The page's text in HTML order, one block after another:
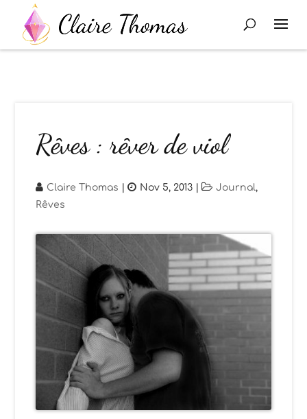
Rêves : rêver de viol
Claire Thomas | Nov 5, 2013 | Journal,
Rêves